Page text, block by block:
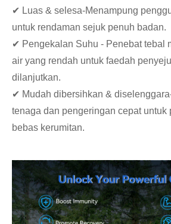
✔ Luas & selesa-Menampung
untuk rendaman sejuk penuh badan.
✔ Pengekalan Suhu - Penebat tebal
air yang rendah untuk faedah
dilanjutkan.
✔ Mudah dibersihkan &
tenaga dan pengeringan cepat untuk
bebas kerumitan.